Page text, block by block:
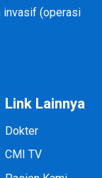
invasif (operasi
Link Lainnya
Dokter
CMI TV